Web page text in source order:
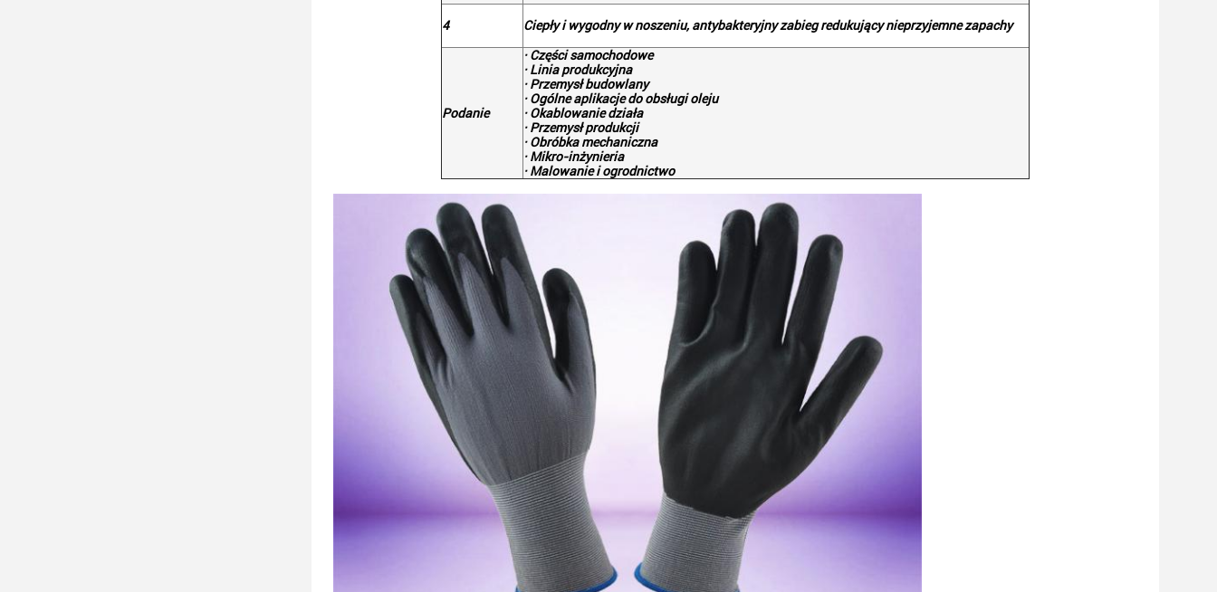
4 Ciepły i wygodny w noszeniu, antybakteryjny zabieg redukujący nieprzyjemne zapachy
Podanie
· Części samochodowe
· Linia produkcyjna
· Przemysł budowlany
· Ogólne aplikacje do obsługi oleju
· Okablowanie działa
· Przemysł produkcji
· Obróbka mechaniczna
· Mikro-inżynieria
· Malowanie i ogrodnictwo